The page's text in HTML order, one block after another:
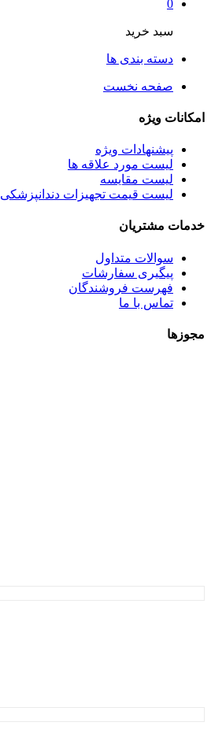
0
سبد خرید
دسته بندی ها
صفحه نخست
امکانات ویژه
پیشنهادات ویژه
لیست مورد علاقه ها
لیست مقایسه
لیست قیمت تجهیزات دندانپزشکی
خدمات مشتریان
سوالات متداول
پیگیری سفارشات
فهرست فروشندگان
تماس با ما
مجوزها